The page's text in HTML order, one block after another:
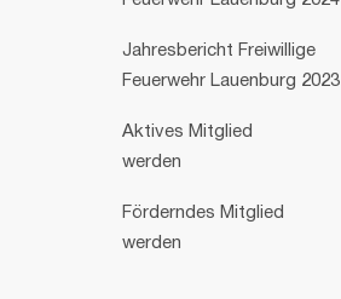
Jahresbericht Freiwillige
Feuerwehr Lauenburg 2023
Aktives Mitglied
werden
Förderndes Mitglied
werden